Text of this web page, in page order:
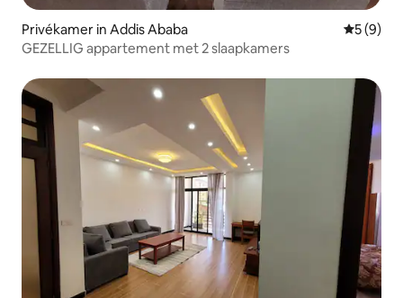
Privékamer in Addis Ababa
5 (9)
GEZELLIG appartement met 2 slaapkamers